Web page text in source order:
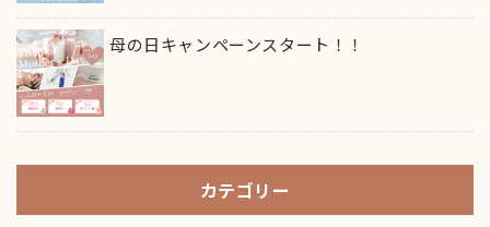
母の日キャンペーンスタート！！
カテゴリー